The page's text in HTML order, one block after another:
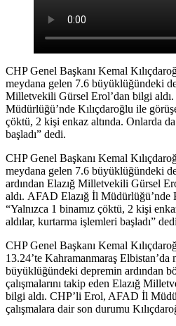
CHP Genel Başkanı Kemal
meydana gelen 7.6 büyüklüğündeki
Milletvekili Gürsel Erol’dan bilgi
Müdürlüğü’nde Kılıçdaroğlu ile
çöktü, 2 kişi enkaz altında. Onlarda
başladı” dedi.
CHP Genel Başkanı Kemal
meydana gelen 7.6 büyüklüğündeki
ardından Elazığ Milletvekili Gürsel
aldı. AFAD Elazığ İl Müdürlüğü’nde
“Yalnızca 1 binamız çöktü, 2 kişi
aldılar, kurtarma işlemleri başladı”
CHP Genel Başkanı Kemal
13.24’te Kahramanmaraş Elbistan’da
büyüklüğündeki depremin ardından
çalışmalarını takip eden Elazığ
bilgi aldı. CHP’li Erol, AFAD İl
çalışmalara dair son durumu